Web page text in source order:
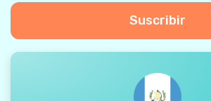
Suscribir